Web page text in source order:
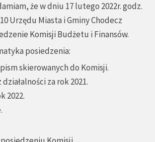
że w dniu 17 lutego 2022r. godz.
Urzędu Miasta i Gminy Chodecz
Komisji Budżetu i Finansów.
posiedzenia:
skierowanych do Komisji.
za rok 2021.
2022.